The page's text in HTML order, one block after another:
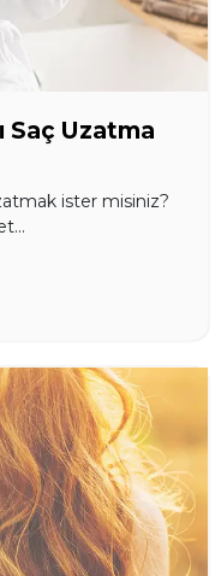
Saç Uzatma
ister misiniz?